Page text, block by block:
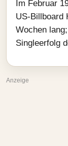
Im Februar
US-Billboard
Wochen
Singleerfolg
Anzeige